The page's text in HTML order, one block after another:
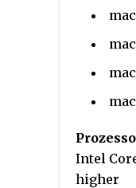
Intel
higher